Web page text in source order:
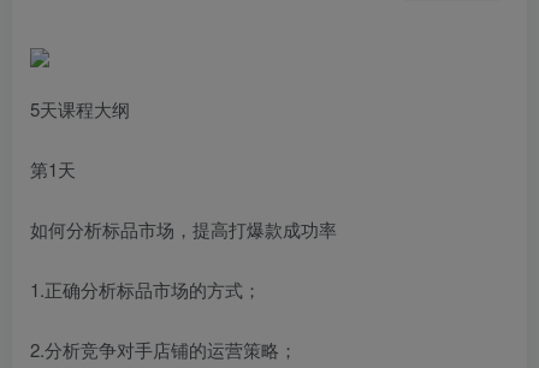
5天课程大纲
第1天
如何分析标品市场，提高打爆款成功率
1.正确分析标品市场的方式；
2.分析竞争对手店铺的运营策略；